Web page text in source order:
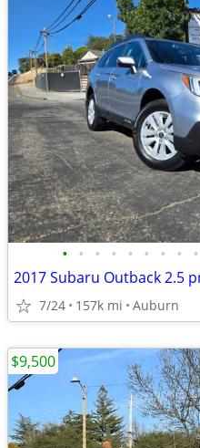
• • • • • • • • •
2017 Subaru Outback 2.5
7/24 157k mi Auburn
$9,500